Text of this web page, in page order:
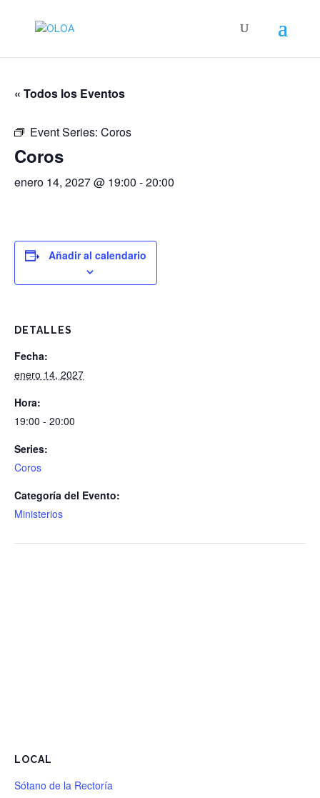
« Todos los Eventos
Event Series: Coros
Coros
enero 14, 2027 @ 19:00 -20:00
Añadir al calendario
DETALLES
Fecha:
enero 14, 2027
Hora:
19:00 - 20:00
Series:
Coros
Categoría del Evento:
Ministerios
LOCAL
Sótano de la Rectoría